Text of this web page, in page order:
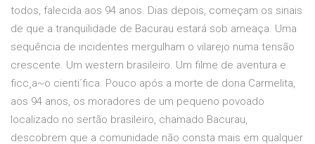
todos, falecida aos 94 anos. Dias depois, começam os sinais
de que a tranquilidade de Bacurau estará sob ameaça. Uma
sequência de incidentes mergulham o vilarejo numa tensão
crescente. Um western brasileiro. Um filme de aventura e
ficc¸a~o cienti´fica. Pouco após a morte de dona Carmelita,
aos 94 anos, os moradores de um pequeno povoado
localizado no sertão brasileiro, chamado Bacurau,
descobrem que a comunidade não consta mais em qualquer